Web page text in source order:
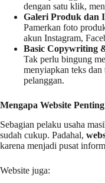
dengan satu klik,
Galeri Produk dan
Pamerkan foto
akun Instagram,
Basic Copywriting
Tak perlu bingung
menyiapkan teks dan
pelanggan.
Mengapa Website
Sebagian pelaku usaha
sudah cukup. Padahal,
karena menjadi pusat
Website juga: